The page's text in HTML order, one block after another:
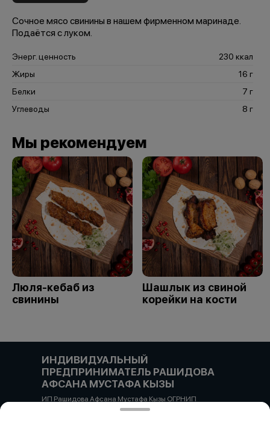
Сочное мясо свинины в нашем фирменном маринаде.
Подаётся с луком.
Энерг. ценность
230 ккал
Жиры
16 г
Белки
7 г
Углеводы
8 г
Мы рекомендуем
Люля-кебаб из
свинины
Шашлык из свиной
корейки на кости
ИНДИВИДУАЛЬНЫЙ
ПРЕДПРИНИМАТЕЛЬ РАШИДОВА
АФСАНА МУСТАФА КЫЗЫ
ИП Рашидова Афсана Мустафа Кызы ОГРНИП
322784700051126 ИНН 781719784300 Российская